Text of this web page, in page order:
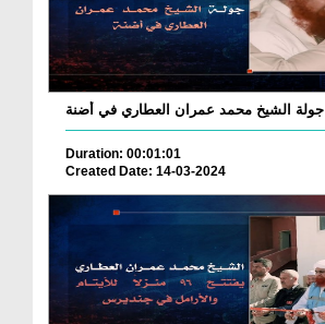
جولة الشيخ محمد عمران العطاري في أضنة
Duration: 00:01:01
Created Date: 14-03-2024